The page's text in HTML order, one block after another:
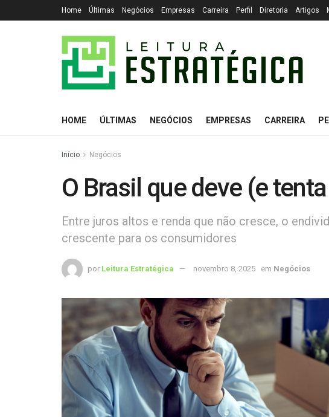
Home Últimas Negócios Empresas Carreira Perfil Diretoria Artigos
HOME ÚLTIMAS NEGÓCIOS EMPRESAS CARREIRA
Início Negócios
O Brasil que deve (e
Entre juros altos e renda que não cresce, o
crescente para os consumidores
por Leitura Estratégica novembro 8, 2025 em Negócios